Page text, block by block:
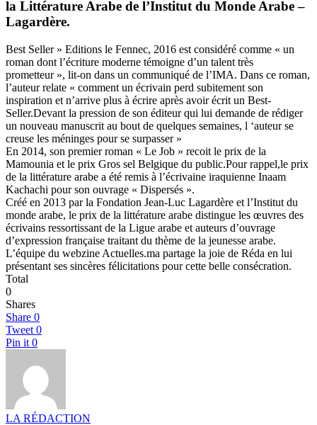
la Littérature Arabe de l’Institut du Monde Arabe –
Lagardère.
Best Seller » Editions le Fennec, 2016 est considéré comme « un
roman dont l’écriture moderne témoigne d’un talent très
prometteur », lit-on dans un communiqué de l’IMA. Dans ce roman,
l’auteur relate « comment un écrivain perd subitement son
inspiration et n’arrive plus à écrire après avoir écrit un Best-
Seller.Devant la pression de son éditeur qui lui demande de rédiger
un nouveau manuscrit au bout de quelques semaines, l ‘auteur se
creuse les méninges pour se surpasser »
En 2014, son premier roman « Le Job » recoit le prix de la
Mamounia et le prix Gros sel Belgique du public.Pour rappel,le prix
de la littérature arabe a été remis à l’écrivaine iraquienne Inaam
Kachachi pour son ouvrage « Dispersés ».
Créé en 2013 par la Fondation Jean-Luc Lagardère et l’Institut du
monde arabe, le prix de la littérature arabe distingue les œuvres des
écrivains ressortissant de la Ligue arabe et auteurs d’ouvrage
d’expression française traitant du thème de la jeunesse arabe.
L’équipe du webzine Actuelles.ma partage la joie de Réda en lui
présentant ses sincères félicitations pour cette belle consécration.
Total
0
Shares
Share 0
Tweet 0
Pin it 0
LA RÉDACTION